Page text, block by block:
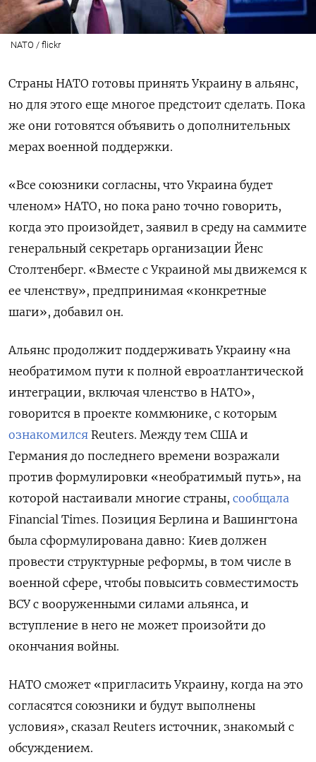
NATO / flickr
Страны НАТО готовы принять Украину в альянс,
но для этого еще многое предстоит сделать. Пока
же они готовятся объявить о дополнительных
мерах военной поддержки.
«Все союзники согласны, что Украина будет
членом» НАТО, но пока рано точно говорить,
когда это произойдет, заявил в среду на саммите
генеральный секретарь организации Йенс
Столтенберг. «Вместе с Украиной мы движемся к
ее членству», предпринимая «конкретные
шаги», добавил он.
Альянс продолжит поддерживать Украину «на
необратимом пути к полной евроатлантической
интеграции, включая членство в НАТО»,
говорится в проекте коммюнике, с которым
ознакомился Reuters. Между тем США и
Германия до последнего времени возражали
против формулировки «необратимый путь», на
которой настаивали многие страны, сообщала
Financial Times. Позиция Берлина и Вашингтона
была сформулирована давно: Киев должен
провести структурные реформы, в том числе в
военной сфере, чтобы повысить совместимость
ВСУ с вооруженными силами альянса, и
вступление в него не может произойти до
окончания войны.
НАТО сможет «пригласить Украину, когда на это
согласятся союзники и будут выполнены
условия», сказал Reuters источник, знакомый с
обсуждением.